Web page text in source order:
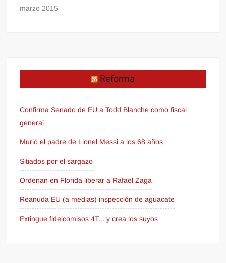
marzo 2015
Reforma
Confirma Senado de EU a Todd Blanche como fiscal
general
Murió el padre de Lionel Messi a los 68 años
Sitiados por el sargazo
Ordenan en Florida liberar a Rafael Zaga
Reanuda EU (a medias) inspección de aguacate
Extingue fideicomisos 4T... y crea los suyos